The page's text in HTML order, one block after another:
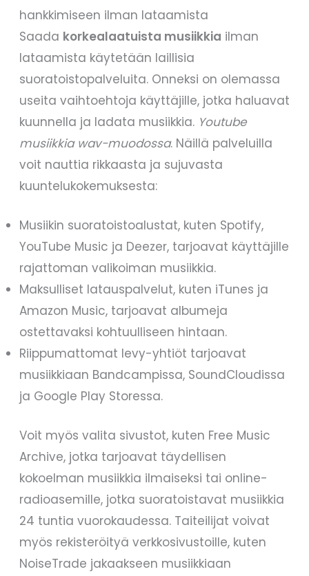
hankkimiseen ilman lataamista
Saada korkealaatuista musiikkia ilman
lataamista käytetään laillisia
suoratoistopalveluita. Onneksi on olemassa
useita vaihtoehtoja käyttäjille, jotka haluavat
kuunnella ja ladata musiikkia. Youtube
musiikkia wav-muodossa. Näillä palveluilla
voit nauttia rikkaasta ja sujuvasta
kuuntelukokemuksesta:
Musiikin suoratoistoalustat, kuten Spotify,
YouTube Music ja Deezer, tarjoavat käyttäjille
rajattoman valikoiman musiikkia.
Maksulliset latauspalvelut, kuten iTunes ja
Amazon Music, tarjoavat albumeja
ostettavaksi kohtuulliseen hintaan.
Riippumattomat levy-yhtiöt tarjoavat
musiikkiaan Bandcampissa, SoundCloudissa
ja Google Play Storessa.
Voit myös valita sivustot, kuten Free Music
Archive, jotka tarjoavat täydellisen
kokoelman musiikkia ilmaiseksi tai online-
radioasemille, jotka suoratoistavat musiikkia
24 tuntia vuorokaudessa. Taiteilijat voivat
myös rekisteröityä verkkosivustoille, kuten
NoiseTrade jakaakseen musiikkiaan